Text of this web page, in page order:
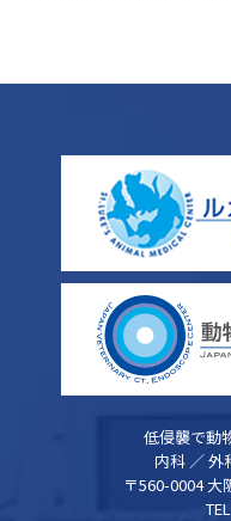
低侵襲で動
内科 ／ 外
〒560-0004 大